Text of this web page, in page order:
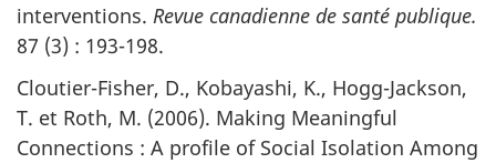
interventions. Revue canadienne de santé publique.
87 (3) : 193-198.
Cloutier-Fisher, D., Kobayashi, K., Hogg-Jackson,
T. et Roth, M. (2006). Making Meaningful
Connections : A profile of Social Isolation Among